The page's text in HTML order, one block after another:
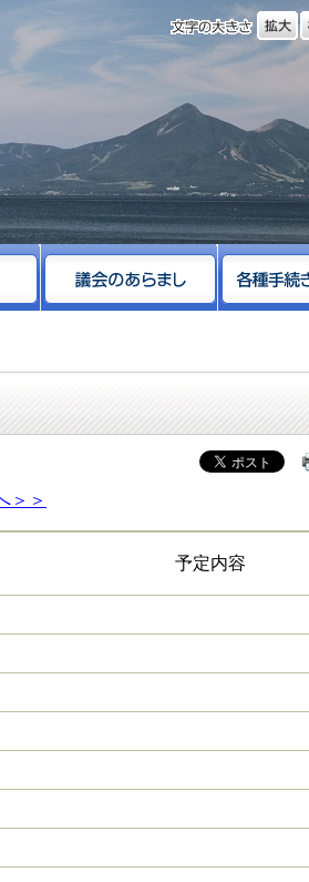
文字の
＞＞
予定内容